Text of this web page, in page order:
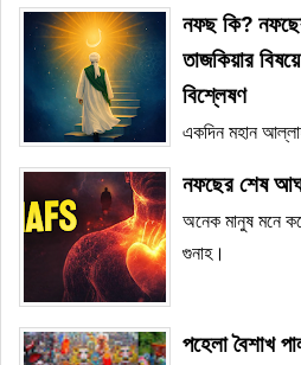
নফছ কি?
তাজকিয়ার
বিশ্লেষণ
একদিন মহান
নফছের শেষ
অনেক মানুষ মনে
গুনাহ।
পহেলা বৈশাখ